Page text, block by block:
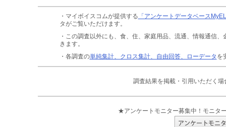
・マイボイスコムが提供する 「アンケートデータベース
タがご覧いただけます。
・この調査以外にも、食、住、家庭用品、流通、情報通信、
きます。
・各調査の単純集計、クロス集計、自由回答、ローデータ を
調査結果を掲載・引用いただく場
★アンケートモニター募集中！モニタ